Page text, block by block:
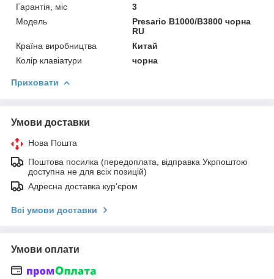
Гарантія, міс
3
Мoдель
Presario B1000/B3800 чорна
RU
Країна виробництва
Китай
Колір клавіатури
чорна
Приховати
Умови доставки
Нова Пошта
Поштова посилка (передоплата, відправка Укрпоштою
доступна не для всіх позицій)
Адресна доставка кур'єром
Всі умови доставки
Умови оплати